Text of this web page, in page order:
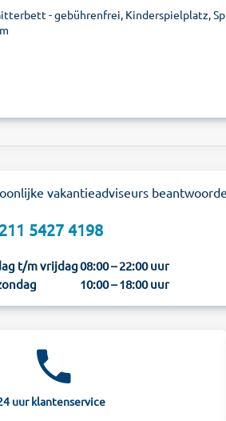
- gebührenfrei, Kinderspielplatz,
vakantieadviseurs
5427 4198
t/m vrijdag08:00 – 22:00 uur
10:00 – 18:00 uur
uur klantenservice